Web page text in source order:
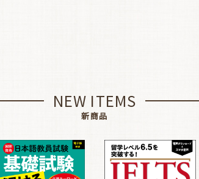
NEW ITEMS
新商品